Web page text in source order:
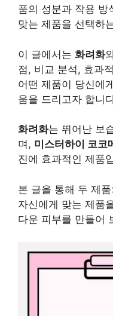
품의 성분과 작용 방
맞는 제품을 선택하
이 글에서는 화려화
점, 비교 분석, 효과
어떤 제품이 당신에
움을 드리고자 합니
화려화는 뛰어난 보
며, 미스터하이 코코
진에 효과적인 제품
본 글을 통해 두 제
자신에게 맞는 제품
다운 피부를 만들어